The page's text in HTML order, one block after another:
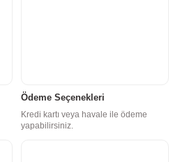
Ödeme Seçenekleri
Kredi kartı veya havale ile ödeme
yapabilirsiniz.